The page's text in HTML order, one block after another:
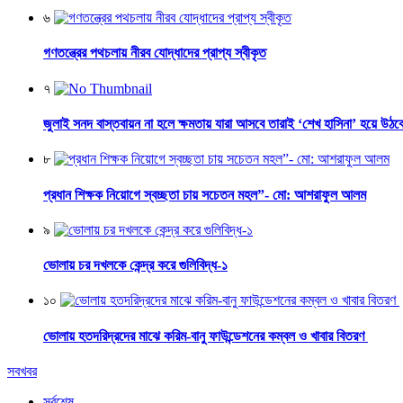
৬
গণতন্ত্রের পথচলায় নীরব যোদ্ধাদের প্রাপ্য স্বীকৃত
৭
জুলাই সনদ বাস্তবায়ন না হলে ক্ষমতায় যারা আসবে তারাই ‘শেখ হাসিনা’ হয়ে
৮
প্রধান শিক্ষক নিয়োগে স্বচ্ছতা চায় সচেতন মহল”- মো: আশরাফুল আলম
৯
ভোলায় চর দখলকে কেন্দ্র করে গুলিবিদ্ধ-১
১০
ভোলায় হতদরিদ্রদের মাঝে করিম-বানু ফাউন্ডেশনের কম্বল ও খাবার বিতরণ
সবখবর